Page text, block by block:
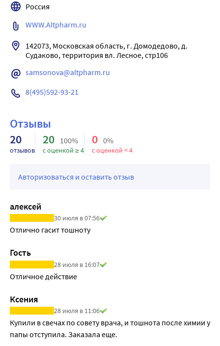
Россия
WWW.Altpharm.ru
142073, Московская область, г. Домодедово, д.
Судаково, территория вл. Лесное, стр106
samsonova@altpharm.ru
8(495)592-93-21
Отзывы
20
отзывов
20 100%
с оценкой ≥ 4
0 0%
с оценкой < 4
Авторизоваться и оставить отзыв
алексей
30 июля в 07:56
Отлично гасит тошноту
Гость
28 июля в 16:07
Отличное действие
Ксения
28 июля в 11:06
Купили в свечах по совету врача, и тошнота после химии у
папы отступила. Заказала еще.